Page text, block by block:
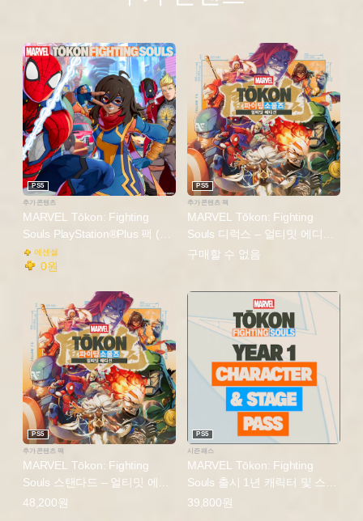
MARVEL Tōkon: Fighting
Souls PlayStation®Plus 팩 (한
국어판)
PS5
추가 콘텐츠
에센셜
0원
MARVEL Tōkon: Fighting
Souls 디럭스 – 얼티밋 에디션
업그레이드 (한국어판)
PS5
추가 콘텐츠 팩
구매할 수 없음
MARVEL Tōkon: Fighting
Souls 스탠다드 – 얼티밋 에디
션 업그레이드 (한국어판)
PS5
추가 콘텐츠 팩
48,200원
MARVEL Tōkon: Fighting
Souls 출시 1년 캐릭터 및 스테
이지 패스 (한국어판)
PS5
시즌 패스
39,800원